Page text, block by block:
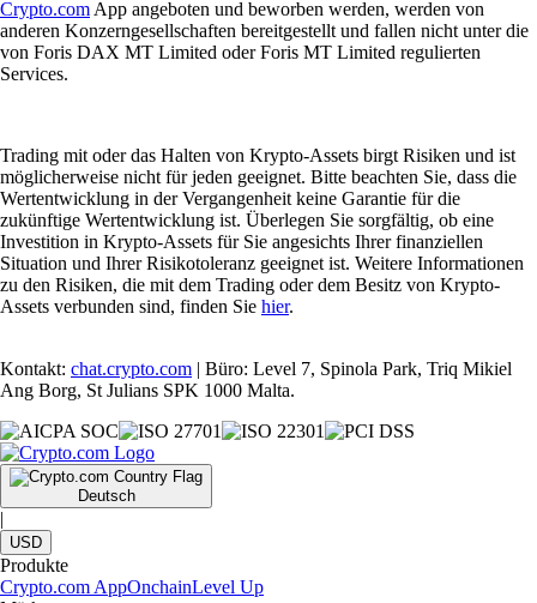
Crypto.com App angeboten und beworben werden, werden von
anderen Konzerngesellschaften bereitgestellt und fallen nicht unter die
von Foris DAX MT Limited oder Foris MT Limited regulierten
Services.
Trading mit oder das Halten von Krypto-Assets birgt Risiken und ist
möglicherweise nicht für jeden geeignet. Bitte beachten Sie, dass die
Wertentwicklung in der Vergangenheit keine Garantie für die
zukünftige Wertentwicklung ist. Überlegen Sie sorgfältig, ob eine
Investition in Krypto-Assets für Sie angesichts Ihrer finanziellen
Situation und Ihrer Risikotoleranz geeignet ist. Weitere Informationen
zu den Risiken, die mit dem Trading oder dem Besitz von Krypto-
Assets verbunden sind, finden Sie hier.
Kontakt: chat.crypto.com | Büro: Level 7, Spinola Park, Triq Mikiel
Ang Borg, St Julians SPK 1000 Malta.
Deutsch
|
USD
Produkte
Crypto.com AppOnchainLevel Up